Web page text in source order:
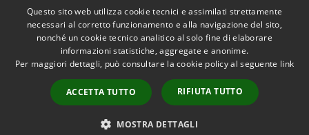
RSS
Accessibilità
Copyright © 2026 • Comune di
Azzano San Paolo • Powered
byMunicipium
Accesso
redazione
Questo sito web utilizza cookie tecnici e assimilati strettamente
necessari al corretto funzionamento e alla navigazione del sito,
nonché un cookie tecnico analitico al solo fine di elaborare
informazioni statistiche, aggregate e anonime.
Per maggiori dettagli, può consultare la cookie policy al seguente link
ACCETTA TUTTO RIFIUTA TUTTO
MOSTRA DETTAGLI